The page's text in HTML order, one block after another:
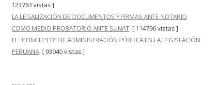
123763 vistas ]
LA LEGALIZACIÓN DE DOCUMENTOS Y FIRMAS ANTE NOTARIO
COMO MEDIO PROBATORIO ANTE SUNAT [ 114796 vistas ]
EL “CONCEPTO” DE ADMINISTRACIÓN PÚBLICA EN LA LEGISLACIÓN
PERUANA [ 93040 vistas ]